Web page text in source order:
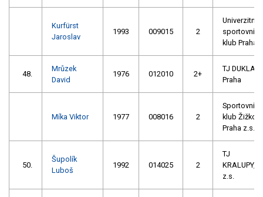
Kurfürst
Jaroslav
1993 009015 2
Univerzitní
sportovní
klub Praha
48.
Mrůzek
David
1976 012010 2+
TJ DUKLA
Praha
Míka Viktor 1977 008016 2
Sportovní
klub Žižkov
Praha z.s.
50.
Šupolík
Luboš
1992 014025 2
TJ
KRALUPY,
z.s.